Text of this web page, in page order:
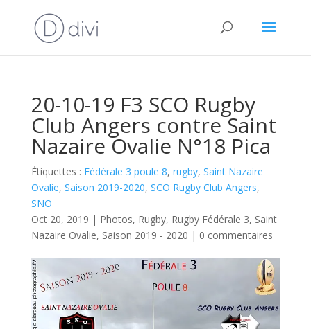
20-10-19 F3 SCO Rugby
Club Angers contre Saint
Nazaire Ovalie N°18 Pica
Étiquettes : Fédérale 3 poule 8, rugby, Saint Nazaire
Ovalie, Saison 2019-2020, SCO Rugby Club Angers,
SNO
Oct 20, 2019 | Photos, Rugby, Rugby Fédérale 3, Saint
Nazaire Ovalie, Saison 2019 - 2020 | 0 commentaires